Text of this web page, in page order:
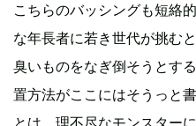
こちらのバッシングも短絡
な年長者に若き世代が挑む
臭いものをなぎ倒そうとす
置方法がここにはそうっと
とは、理不尽なモンスター